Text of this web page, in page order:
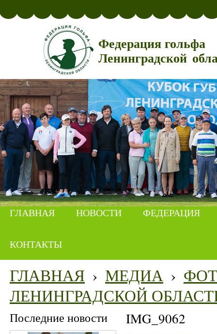
Федерация гольфа
Ленинградской
ГЛАВНАЯ НОВОСТИ ФЕДЕРАЦИЯ
КОНТАКТЫ
ГЛАВНАЯ › МЕДИА ›
ЛЕНИНГРАДСКОЙ
Последние новости IMG_9062